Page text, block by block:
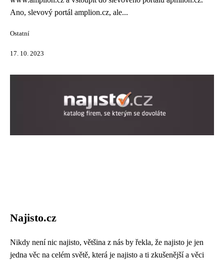
Ano, slevový portál amplion.cz, ale...
Ostatní
17. 10. 2023
Najisto.cz
Nikdy není nic najisto, většina z nás by řekla, že najisto je jen
jedna věc na celém světě, která je najisto a ti zkušenější a věci